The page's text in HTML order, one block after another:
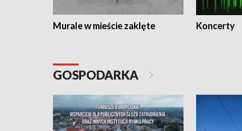
Murale w mieście zaklęte Koncerty
GOSPODARKA